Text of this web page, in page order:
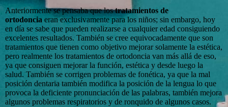
Anteriormente se pensaba que lostratamientos de
ortodoncia eran exclusivamente para los niños; sin embargo, hoy
en día se sabe que pueden realizarse a cualquier edad consiguiendo
excelentes resultados. También se cree equivocadamente que son
tratamientos que tienen como objetivo mejorar solamente la estética,
pero realmente los tratamientos de ortodoncia van más allá de eso,
ya que consiguen mejorar la función, estética y desde luego la
salud. También se corrigen problemas de fonética, ya que la mal
posición dentaria también modifica la posición de la lengua lo que
provoca la deficiente pronunciación de las palabras, también mejora
algunos problemas respiratorios y de ronquido de algunos casos.